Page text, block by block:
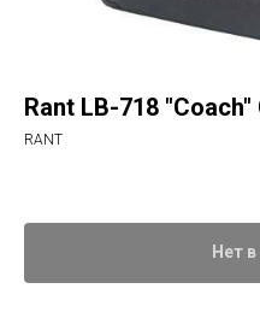
Rant LB-718 "Сoach"
RANT
Нет